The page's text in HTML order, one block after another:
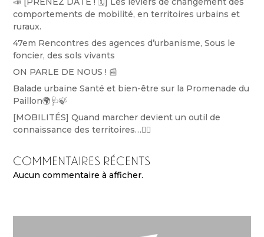
comportements de mobilité, en territoires urbains et
ruraux.
47em Rencontres des agences d’urbanisme, Sous le
foncier, des sols vivants
ON PARLE DE NOUS ! 📰
Balade urbaine Santé et bien-être sur la Promenade du
Paillon🌍🩺🍃
[MOBILITÉS] Quand marcher devient un outil de
connaissance des territoires…🚶‍♀️
Commentaires récents
Aucun commentaire à afficher.